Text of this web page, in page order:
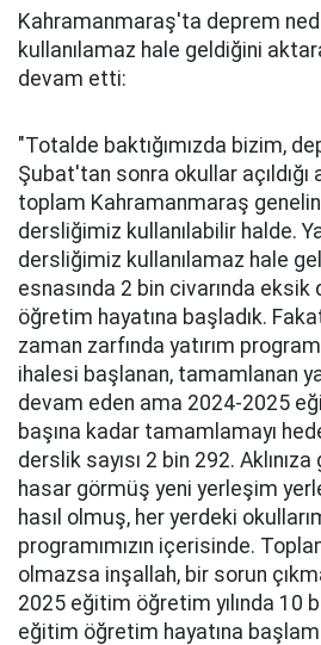
Kahramanmaraş'ta deprem
kullanılamaz hale geldiğini
devam etti:
"Totalde baktığımızda bizim,
Şubat'tan sonra okullar açıldığı
toplam Kahramanmaraş
dersliğimiz kullanılabilir halde.
dersliğimiz kullanılamaz hale
esnasında 2 bin civarında
öğretim hayatına başladık.
zaman zarfında yatırım
ihalesi başlanan, tamamlanan
devam eden ama 2024-2025
başına kadar tamamlamayı
derslik sayısı 2 bin 292. Aklınıza
hasar görmüş yeni yerleşim
hasıl olmuş, her yerdeki
programımızın içerisinde.
olmazsa inşallah, bir sorun
2025 eğitim öğretim yılında 10
eğitim öğretim hayatına